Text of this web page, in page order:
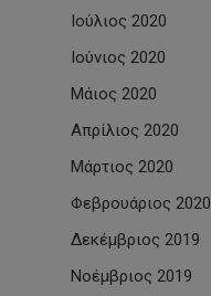
Ιούλιος 2020
Ιούνιος 2020
Μάιος 2020
Απρίλιος 2020
Μάρτιος 2020
Φεβρουάριος 2020
Δεκέμβριος 2019
Νοέμβριος 2019